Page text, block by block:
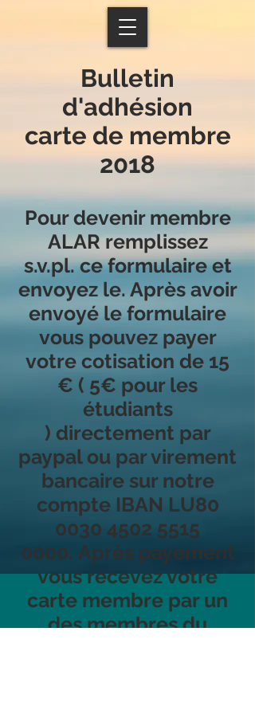
Bulletin
d'adhésion
carte de membre
2018
Pour devenir membre
ALAR remplissez
s.v.pl. ce formulaire et
envoyez le. Après avoir
envoyé le formulaire
vous pouvez payer
votre cotisation de 15
€ ( 5€ pour les
étudiants
) directement par
paypal ou par virement
bancaire sur notre
compte IBAN LU80
0030 4502 5515
0000. Après payement
vous recevez votre
carte membre par un
des membres du